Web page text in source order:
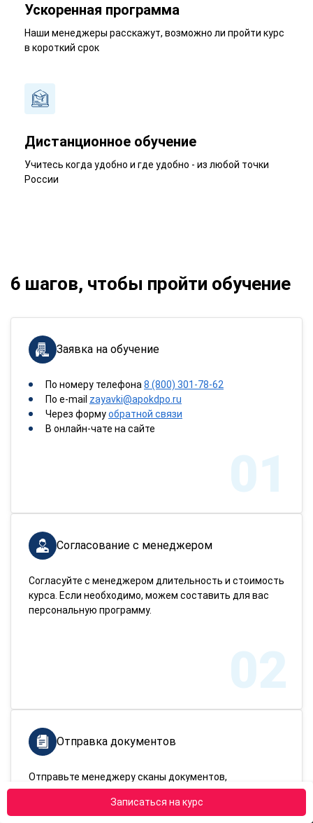
Записаться на курс
Ускоренная программа
Наши менеджеры расскажут, возможно ли пройти курс
в короткий срок
Дистанционное обучение
Учитесь когда удобно и где удобно - из любой точки
России
6 шагов, чтобы пройти обучение
Заявка на обучение
По номеру телефона 8 (800) 301-78-62
По e-mail zayavki@apokdpo.ru
Через формуобратной связи
В онлайн-чате на сайте
01
Согласование с менеджером
Согласуйте с менеджером длительность и стоимость
курса. Если необходимо, можем составить для вас
персональную программу.
02
Отправка документов
Отправьте менеджеру сканы документов,
подтверждающих вашу личность и имеющееся